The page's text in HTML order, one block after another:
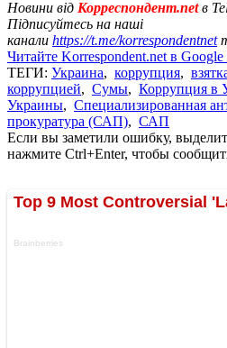
Новини від Корреспондент.netв
Підписуйтесь на наші
канали https://t.me/korrespondentnet
Читайте Korrespondent.net в
ТЕГИ: Украина, коррупция,
коррупцией, Сумы, Коррупция в
Украины, Специализированная
прокуратура (САП), САП
Если вы заметили ошибку,
нажмите Ctrl+Enter, чтобы